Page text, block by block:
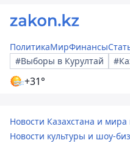
ПолитикаМирФинансы
#Выборы в Курултай
+31°
Новости Казахстана и мира
Новости культуры и шоу-